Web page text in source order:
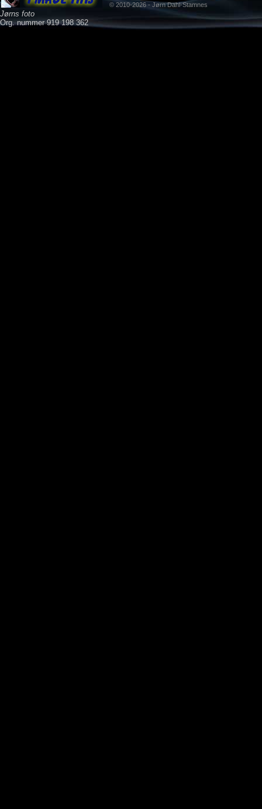
Jørns foto
Org. nummer 919 198 362
© 2010-2026 - Jørn Dahl-Stamnes